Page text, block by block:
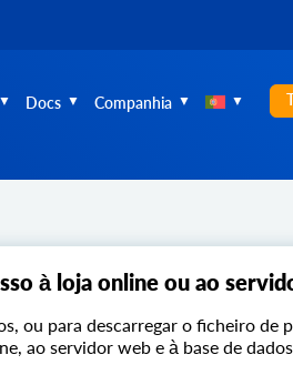
Docs Companhia
à loja online ou ao
ou para descarregar o ficheiro de
ao servidor web e à base de